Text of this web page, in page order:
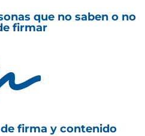
que no saben o no
firmar
firma y contenido